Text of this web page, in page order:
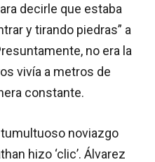
decirle que estaba
y tirando piedras” a
no era la
vivía a metros de
constante.
noviazgo
hizo ‘clic’. Álvarez